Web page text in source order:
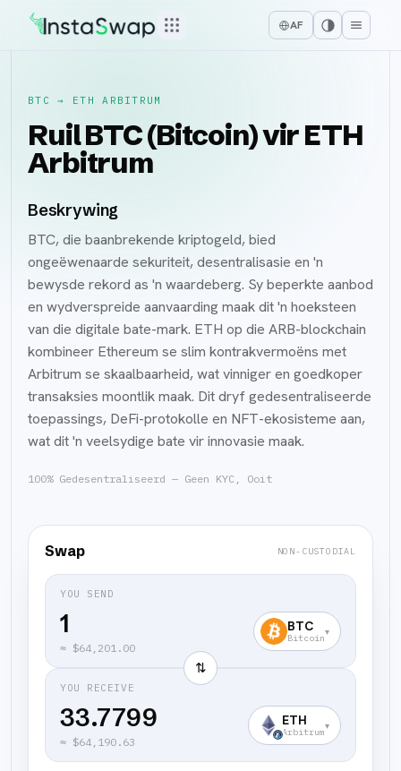
AF
BTC → ETH ARBITRUM
Ruil BTC (Bitcoin) vir ETH
Arbitrum
Beskrywing
BTC, die baanbrekende kriptogeld, bied
ongeëwenaarde sekuriteit, desentralisasie en 'n
bewysde rekord as 'n waardeberg. Sy beperkte aanbod
en wydverspreide aanvaarding maak dit 'n hoeksteen
van die digitale bate-mark. ETH op die ARB-blockchain
kombineer Ethereum se slim kontrakvermoëns met
Arbitrum se skaalbaarheid, wat vinniger en goedkoper
transaksies moontlik maak. Dit dryf gedesentraliseerde
toepassings, DeFi-protokolle en NFT-ekosisteme aan,
wat dit 'n veelsydige bate vir innovasie maak.
100% Gedesentraliseerd — Geen KYC, Ooit
Swap NON-CUSTODIAL
YOU SEND
≈ $64,201.00
BTC
Bitcoin
▾
⇅
YOU RECEIVE
33.7799
≈ $64,190.63
ETH
Arbitrum
▾